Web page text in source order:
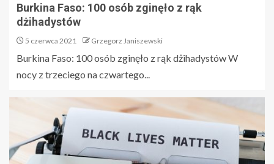
Burkina Faso: 100 osób zginęło z rąk
dżihadystów
5 czerwca 2021 Grzegorz Janiszewski
Burkina Faso: 100 osób zginęło z rąk dżihadystów W
nocy z trzeciego na czwartego...